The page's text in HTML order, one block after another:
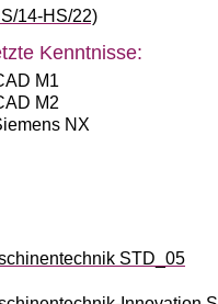
14-HS/22)
Kenntnisse:
M1
M2
NX
STD_05